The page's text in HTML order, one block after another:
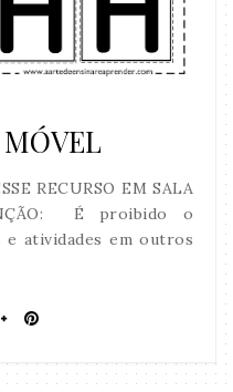
RECURSO EM SALA
É proibido o
atividades em outros